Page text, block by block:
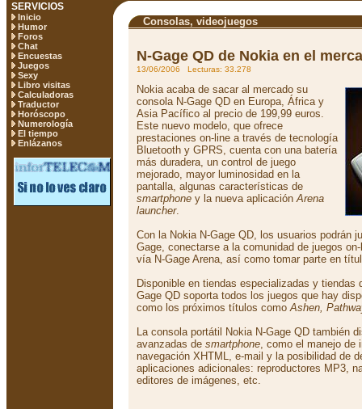
SERVICIOS
Inicio
Humor
Foros
Chat
Encuestas
Juegos
Sexy
Libro visitas
Calculadoras
Traductor
Horóscopo
Numerología
El tiempo
Enlázanos
Consolas, videojuegos
N-Gage QD de Nokia en el
13/06/2006 Lecturas: 33.278
Nokia acaba de sacar al mercado su
consola N-Gage QD en Europa, África y
Asia Pacífico al precio de 199,99 euros.
Este nuevo modelo, que ofrece
prestaciones on-line a través de tecnología
Bluetooth y GPRS, cuenta con una batería
más duradera, un control de juego
mejorado, mayor luminosidad en la
pantalla, algunas características de
smartphone y la nueva aplicaciónArena
launcher.
Con la Nokia N-Gage QD, los usuarios podrán
Gage, conectarse a la comunidad de juegos
vía N-Gage Arena, así como tomar parte en
Disponible en tiendas especializadas y tiendas
Gage QD soporta todos los juegos que hay
como los próximos títulos comoAshen,
La consola portátil Nokia N-Gage QD también
avanzadas de smartphone, como el manejo de
navegación XHTML, e-mail y la posibilidad de
aplicaciones adicionales: reproductores MP3,
editores de imágenes, etc.